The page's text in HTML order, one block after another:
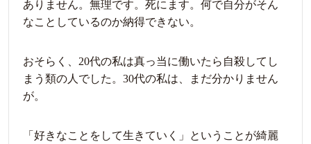
ありません。無理です。死にます。何で自分がそん
なことしているのか納得できない。
おそらく、20代の私は真っ当に働いたら自殺してし
まう類の人でした。30代の私は、まだ分かりません
が。
「好きなことをして生きていく」ということが綺麗